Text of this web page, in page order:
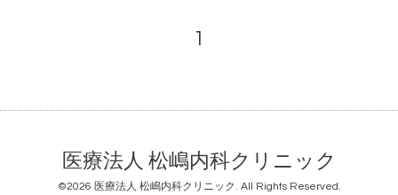
1
医療法人 松嶋内科クリニック
©2026 医療法人 松嶋内科クリニック . All Rights Reserved.